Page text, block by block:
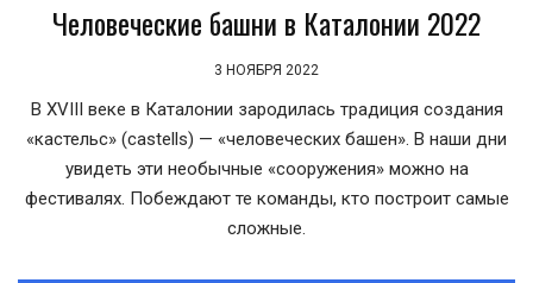
Человеческие башни в Каталонии 2022
3 НОЯБРЯ 2022
В XVIII веке в Каталонии зародилась традиция создания
«кастельс» (castells) — «человеческих башен». В наши дни
увидеть эти необычные «сооружения» можно на
фестивалях. Побеждают те команды, кто построит самые
сложные.